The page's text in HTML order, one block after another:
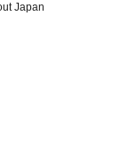
Japan